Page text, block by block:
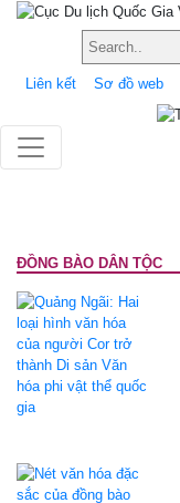
Liên kết Sơ đồ web
ĐỒNG BÀO DÂN TỘC